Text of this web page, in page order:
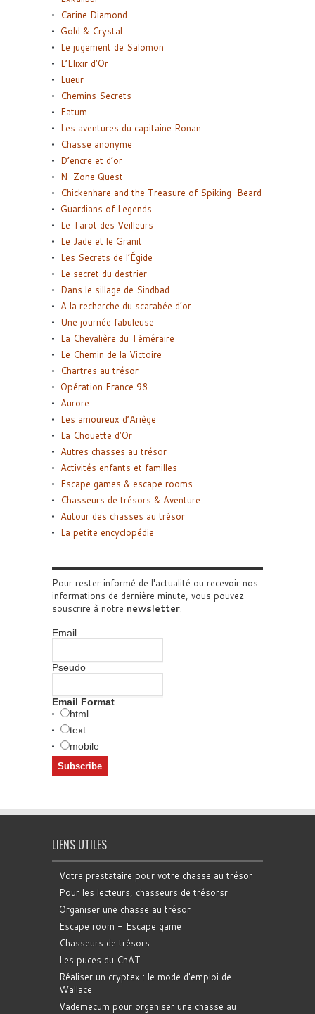
Carine Diamond
Gold & Crystal
Le jugement de Salomon
L’Elixir d’Or
Lueur
Chemins Secrets
Fatum
Les aventures du capitaine Ronan
Chasse anonyme
D’encre et d’or
N-Zone Quest
Chickenhare and the Treasure of Spiking-Beard
Guardians of Legends
Le Tarot des Veilleurs
Le Jade et le Granit
Les Secrets de l’Égide
Le secret du destrier
Dans le sillage de Sindbad
A la recherche du scarabée d’or
Une journée fabuleuse
La Chevalière du Téméraire
Le Chemin de la Victoire
Chartres au trésor
Opération France 98
Aurore
Les amoureux d’Ariège
La Chouette d’Or
Autres chasses au trésor
Activités enfants et familles
Escape games & escape rooms
Chasseurs de trésors & Aventure
Autour des chasses au trésor
La petite encyclopédie
Pour rester informé de l'actualité ou recevoir nos
informations de dernière minute, vous pouvez
souscrire à notre newsletter.
Email
Pseudo
Email Format
html
text
mobile
LIENS UTILES
Votre prestataire pour votre chasse au trésor
Pour les lecteurs, chasseurs de trésorsr
Organiser une chasse au trésor
Escape room - Escape game
Chasseurs de trésors
Les puces du ChAT
Réaliser un cryptex : le mode d'emploi de
Wallace
Vademecum pour organiser une chasse au